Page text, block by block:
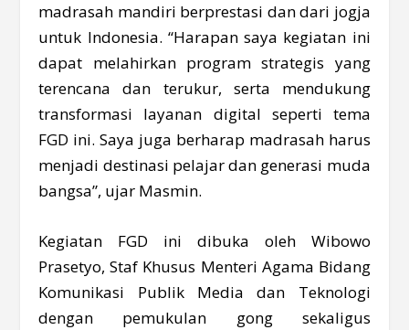
madrasah mandiri berprestasi dan dari jogja
untuk Indonesia. “Harapan saya kegiatan ini
dapat melahirkan program strategis yang
terencana dan terukur, serta mendukung
transformasi layanan digital seperti tema
FGD ini. Saya juga berharap madrasah harus
menjadi destinasi pelajar dan generasi muda
bangsa”, ujar Masmin.
Kegiatan FGD ini dibuka oleh Wibowo
Prasetyo, Staf Khusus Menteri Agama Bidang
Komunikasi Publik Media dan Teknologi
dengan pemukulan gong sekaligus